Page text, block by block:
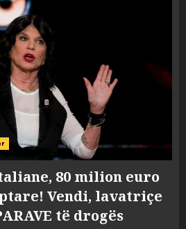
80 milion euro
Vendi, lavatriçe
të drogës